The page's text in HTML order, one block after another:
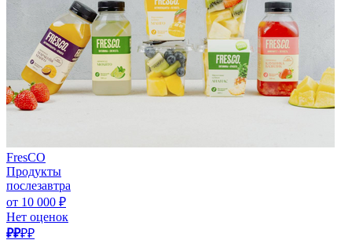
FresCO
Продукты
послезавтра
от 10 000 ₽
Нет оценок
₽₽₽₽